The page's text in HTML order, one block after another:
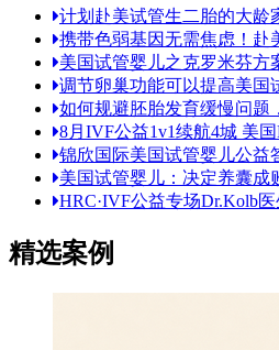
计划赴美试管生二胎的大龄
携带色弱基因无需焦虑！赴
美国试管婴儿之克罗米芬方
调节卵巢功能可以提高美国
如何规避胚胎发育缓慢问题
8月IVF公益1v1续航4城 美
锦欣国际美国试管婴儿公益
美国试管婴儿：决定养囊成
HRC·IVF公益专场Dr.Kolb医
精选案例